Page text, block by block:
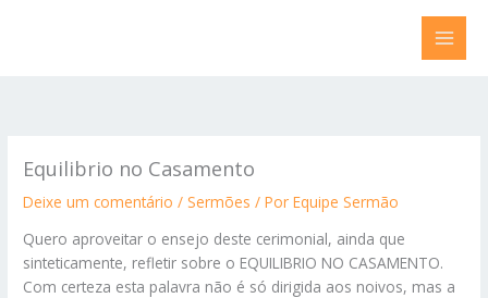
Equilibrio no Casamento
Deixe um comentário /Sermões / PorEquipe Sermão
Quero aproveitar o ensejo deste cerimonial, ainda que
sinteticamente, refletir sobre o EQUILIBRIO NO CASAMENTO.
Com certeza esta palavra não é só dirigida aos noivos, mas a